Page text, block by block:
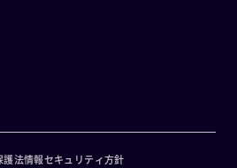
護法情報セキュリティ方針